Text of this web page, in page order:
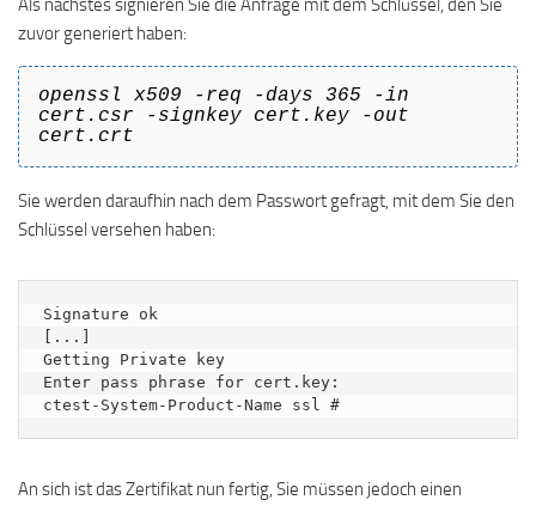
Als nächstes signieren Sie die Anfrage mit dem Schlüssel, den Sie
zuvor generiert haben:
openssl x509 -req -days 365 -in
cert.csr -signkey cert.key -out
cert.crt
Sie werden daraufhin nach dem Passwort gefragt, mit dem Sie den
Schlüssel versehen haben:
Signature ok
[...]
Getting Private key
Enter pass phrase for cert.key:
ctest-System-Product-Name ssl #
An sich ist das Zertifikat nun fertig, Sie müssen jedoch einen